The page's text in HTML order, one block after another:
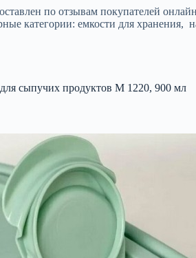
по отзывам покупателей
категории: емкости для хранения,
сыпучих продуктов М 1220, 900 мл